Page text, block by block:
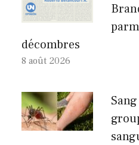
décombres
8 août 2026